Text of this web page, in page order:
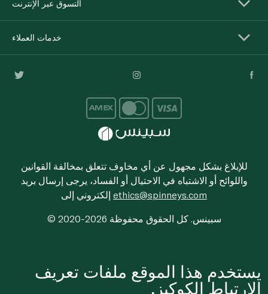
التسوق عبر الإنترنت
خدمات العملاء
للإبلاغ بشكل مجهول عن أي مخاوف تتعلق بمخالفة القوانين
واللوائح أو الاشتباه في الاحتيال أو الفساد، يرجى إرسال بريد
ethics@spinneys.com
© 2020-2026 سبينس. كل الحقوق محفوظة
يستخدم هذا الموقع ملفات تعريف
الارتباط الكوكيز.